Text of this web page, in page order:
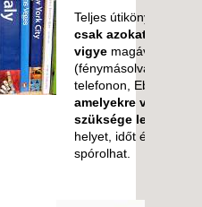
Teljes útikönyvek
csak azokat az
vigye magával
(fénymásolva, okos
telefonon, Ebook stb.)
amelyekre valóban
szüksége lehet
helyet, időt és súlyt
spórolhat.